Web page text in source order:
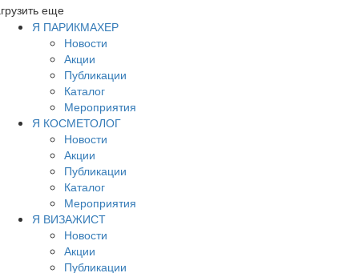
еще
Я ПАРИКМАХЕР
Новости
Акции
Публикации
Каталог
Мероприятия
Я КОСМЕТОЛОГ
Новости
Акции
Публикации
Каталог
Мероприятия
Я ВИЗАЖИСТ
Новости
Акции
Публикации